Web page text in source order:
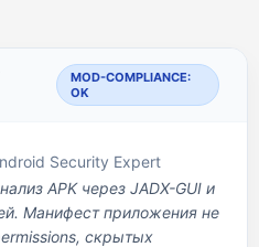
MOD-COMPLIANCE:
OK
Security Expert
APK через JADX-GUI и
Манифест приложения не
скрытых